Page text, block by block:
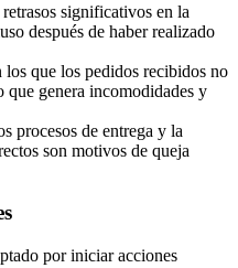
significativos en la
después de haber realizado
los que los pedidos recibidos no
genera incomodidades y
procesos de entrega y la
son motivos de queja
por iniciar acciones